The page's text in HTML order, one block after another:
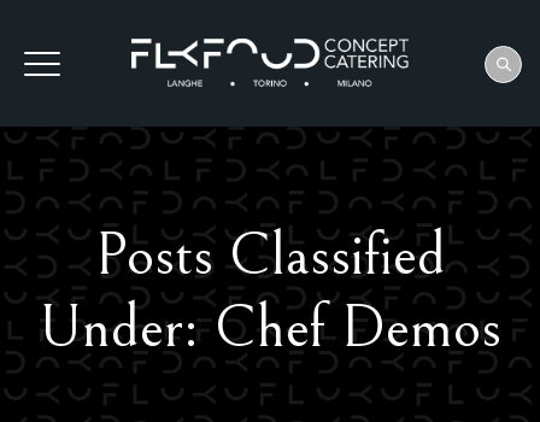
Posts Classified
Under:Chef Demos